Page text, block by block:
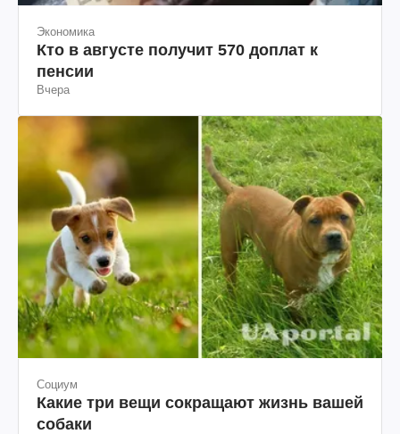
Экономика
Кто в августе получит 570 доплат к
пенсии
Вчера
Социум
Какие три вещи сокращают жизнь вашей
собаки